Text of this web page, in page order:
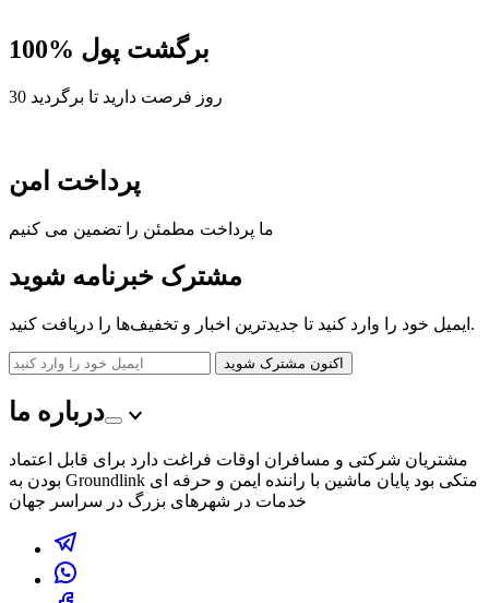
100% برگشت پول
30 روز فرصت دارید تا برگردید
پرداخت امن
ما پرداخت مطمئن را تضمین می کنیم
مشترک خبرنامه شوید
ایمیل خود را وارد کنید تا جدیدترین اخبار و تخفیف‌ها را دریافت کنید.
اکنون مشترک شوید
درباره ما
مشتریان شرکتی و مسافران اوقات فراغت دارد برای قابل اعتماد
بودن به Groundlink متکی بود پایان ماشین با راننده ایمن و حرفه ای
خدمات در شهرهای بزرگ در سراسر جهان